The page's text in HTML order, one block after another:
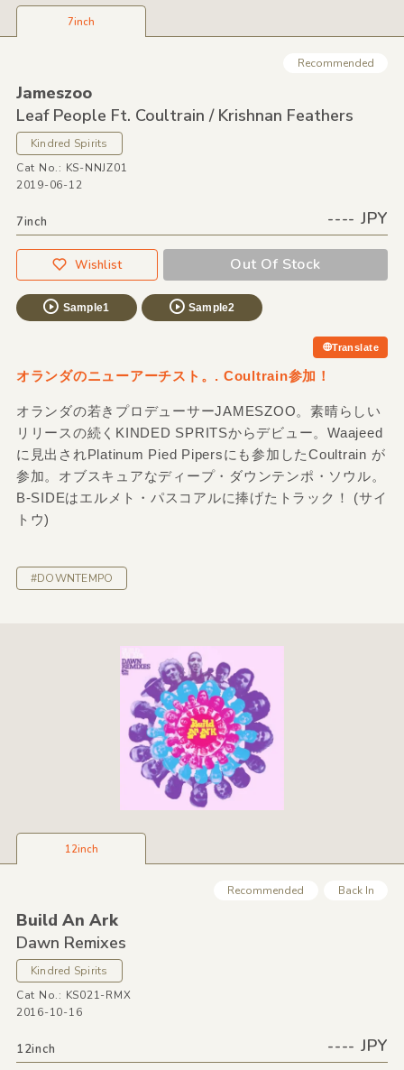
7inch
Recommended
Jameszoo
Leaf People Ft. Coultrain /Krishnan Feathers
Kindred Spirits
Cat No.: KS-NNJZ01
2019-06-12
7inch ---- JPY
Wishlist Out Of Stock
Sample1 Sample2
Translate
オランダのニューアーチスト。. Coultrain参加！
オランダの若きプロデューサーJAMESZOO。素晴らしい
リリースの続くKINDED SPRITSからデビュー。Waajeed
に見出されPlatinum Pied Pipersにも参加したCoultrain が
参加。オブスキュアなディープ・ダウンテンポ・ソウル。
B-SIDEはエルメト・パスコアルに捧げたトラック！ (サイ
トウ)
#DOWNTEMPO
12inch
Recommended Back In
Build An Ark
Dawn Remixes
Kindred Spirits
Cat No.: KS021-RMX
2016-10-16
12inch ---- JPY